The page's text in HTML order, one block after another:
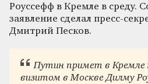
Роуссефф в Кремле в среду.
заявление сделал пресс-
Дмитрий Песков.
Путин примет в Кремле
визитом в Москве Дилму